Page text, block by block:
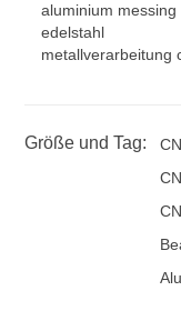
aluminium messing
edelstahl
metallverarbeitung
Größe und Tag: